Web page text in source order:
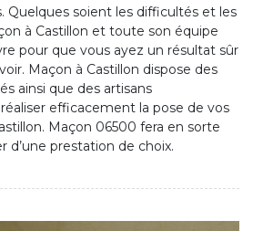
Quelques soient les difficultés et les
à Castillon et toute son équipe
pour que vous ayez un résultat sûr
Maçon à Castillon dispose des
ainsi que des artisans
efficacement la pose de vos
Maçon 06500 fera en sorte
d’une prestation de choix.